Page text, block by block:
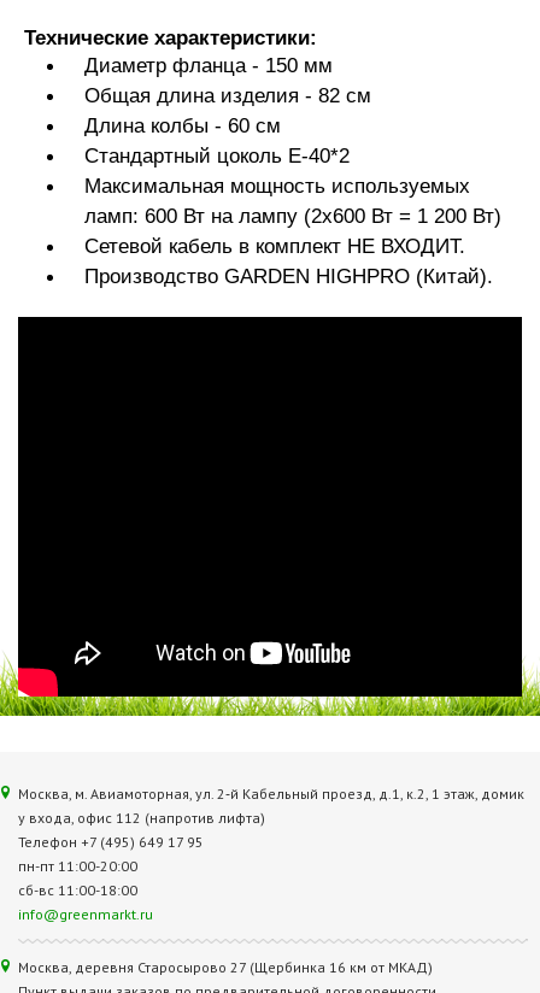
Технические характеристики:
Диаметр фланца - 150 мм
Общая длина изделия - 82 см
Длина колбы - 60 см
Стандартный цоколь Е-40*2
Максимальная мощность используемых
ламп: 600 Вт на лампу (2x600 Вт = 1 200 Вт)
Сетевой кабель в комплект НЕ ВХОДИТ.
Производство GARDEN HIGHPRO (Китай).
Москва, м. Авиамоторная, ул. 2‑й Кабельный проезд, д.1, к.2, 1 этаж, домик
у входа, офис 112 (напротив лифта)
Телефон +7 (495) 649 17 95
пн-пт 11:00-20:00
сб-вс 11:00-18:00
info@greenmarkt.ru
Москва, деревня Старосырово 27 (Щербинка 16 км от МКАД)